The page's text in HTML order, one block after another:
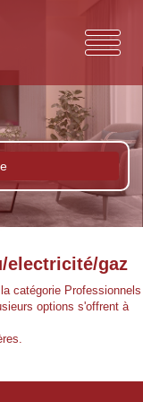
electricité/gaz
catégorie Professionnels
options s'offrent à